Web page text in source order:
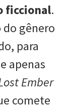
ficcional.
gênero
para
apenas
Ember
comete